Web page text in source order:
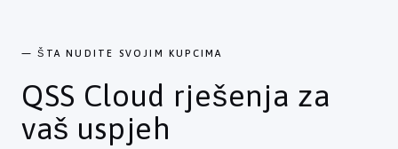
— ŠTA NUDITE SVOJIM KUPCIMA
QSS Cloud rješenja za
vaš uspjeh